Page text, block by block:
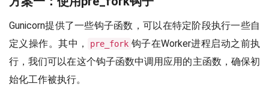
Gunicorn提供了一些钩子函数，可以在特定阶段执行一些自
定义操作。其中，
pre_fork 钩子在Worker进程启动之前执
行，我们可以在这个钩子函数中调用应用的主函数，确保初
始化工作被执行。